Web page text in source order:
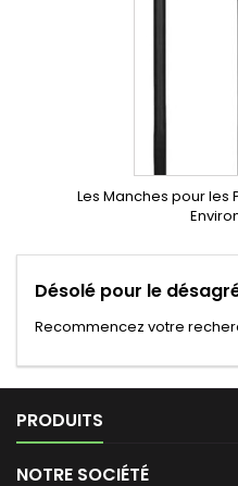
Les Manches pour les
Désolé pour le
Recommencez votre
PRODUITS
NOTRE SOCIÉTÉ